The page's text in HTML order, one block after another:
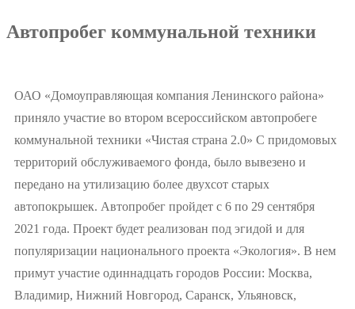
Автопробег коммунальной техники
ОАО «Домоуправляющая компания Ленинского района»
приняло участие во втором всероссийском автопробеге
коммунальной техники «Чистая страна 2.0» С придомовых
территорий обслуживаемого фонда, было вывезено и
передано на утилизацию более двухсот старых
автопокрышек. Автопробег пройдет с 6 по 29 сентября
2021 года. Проект будет реализован под эгидой и для
популяризации национального проекта «Экология». В нем
примут участие одиннадцать городов России: Москва,
Владимир, Нижний Новгород, Саранск, Ульяновск,